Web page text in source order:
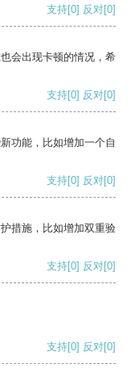
支持[0] 反对[0]
会出现卡顿的情况，希
支持[0] 反对[0]
功能，比如增加一个自
支持[0] 反对[0]
措施，比如增加双重验
支持[0] 反对[0]
支持[0] 反对[0]